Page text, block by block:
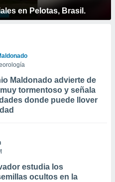
en Pelotas, Brasil.
Maldonado advierte de
tormentoso y señala
donde puede llover
estudia los
ocultos en la